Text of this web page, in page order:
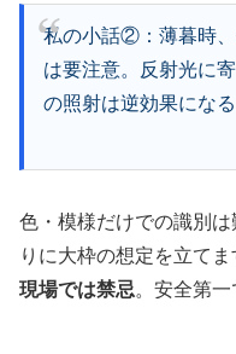
私の小話②：薄暮時
は要注意。反射光に
の照射は逆効果になる
色・模様だけでの識別は
りに大枠の想定を立て
現場では禁忌。安全第一